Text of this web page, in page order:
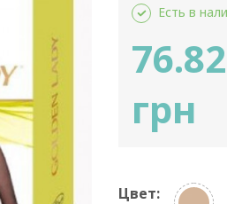
Есть в
76.82
грн
Цвет: